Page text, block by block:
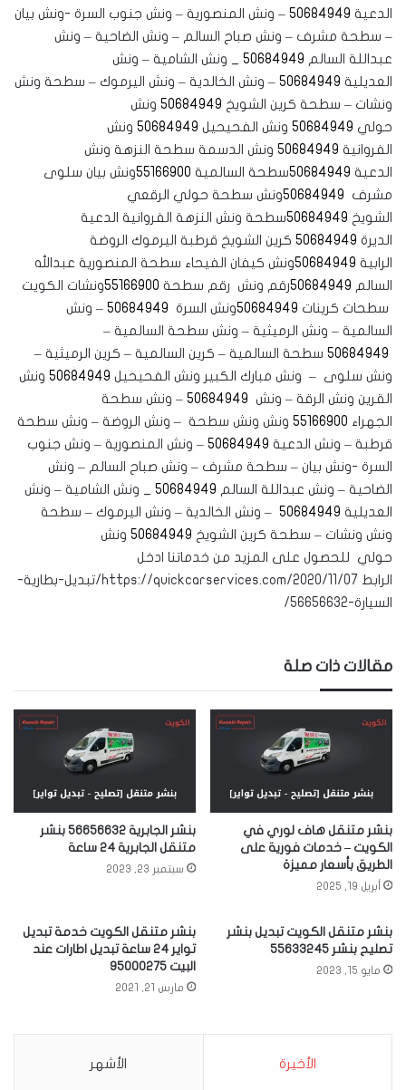
الدعية 50684949 – ونش المنصورية – ونش جنوب السرة -ونش بيان
– سطحة مشرف – ونش صباح السالم – ونش الضاحية – ونش
عبداللة السالم 50684949 _ ونش الشامية – ونش
العديلية 50684949 – ونش الخالدية – ونش اليرموك – سطحة ونش
ونشات – سطحة كرين الشويخ 50684949 ونش
حولي 50684949 ونش الفحيحيل 50684949 ونش
الفروانية 50684949 ونش الدسمة سطحة النزهة ونش
الدعية 50684949سطحة السالمية 55166900‏‎ونش بيان سلوى
مشرف 50684949‏‎ونش سطحة حولي الرقعي
الشويخ 50684949‏‎سطحة ونش النزهة الفروانية الدعية
الديرة 50684949 ‏‎كرين الشويخ قرطبة اليرموك الروضة
الرابية 50684949‏‎ونش كيفان الفيحاء سطحة المنصورية عبدالله
السالم 50684949رقم ونش رقم سطحة 55166900‏‎ونشات الكويت
سطحات كرينات 50684949
50684949 – ونش
السالمية – ونش الرميثية – ونش سطحة السالمية –
50684949 سطحة السالمية – كرين السالمية – كرين الرميثية –
ونش سلوى – ونش مبارك الكبير ونش الفحيحيل 50684949 ونش
القرين ونش الرقة – ونش 50684949 – ونش سطحة
الجهراء 55166900 ونش ونش سطحة – ونش الروضة – ونش سطحة
قرطبة – ونش الدعية 50684949 – ونش المنصورية – ونش جنوب
السرة -ونش بيان – سطحة مشرف – ونش صباح السالم – ونش
الضاحية – ونش عبداللة السالم 50684949 _ ونش الشامية – ونش
العديلية 50684949 – ونش الخالدية – ونش اليرموك – سطحة
ونش ونشات – سطحة كرين الشويخ 50684949 ونش
حولي للحصول على المزيد من خدماتنا ادخل
الرابط https://quickcarservices.com/2020/11/07/تبديل-بطارية-
السيارة-56656632/
مقالات ذات صلة
بنشر متنقل هاف لوري في
الكويت – خدمات فورية على
الطريق بأسعار مميزة
أبريل 19, 2025
بنشر الجابرية 56656632 بنشر
متنقل الجابرية 24 ساعة
سبتمبر 23, 2023
بنشر متنقل الكويت تبديل بنشر
تصليح بنشر 55633245
مايو 15, 2023
بنشر متنقل الكويت خدمة تبديل
تواير 24 ساعة تبديل اطارات عند
البيت 95000275
مارس 21, 2021
الأخيرة الأشهر